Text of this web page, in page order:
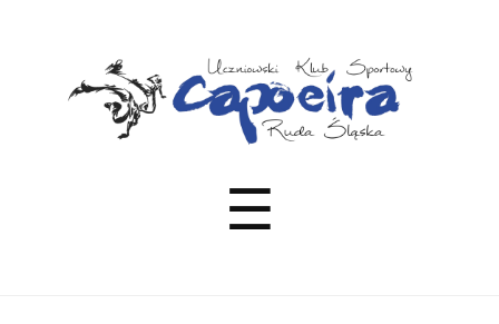
☰